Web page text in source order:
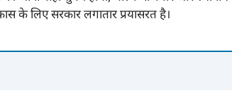
के लिए सरकार लगातार प्रयासरत है।